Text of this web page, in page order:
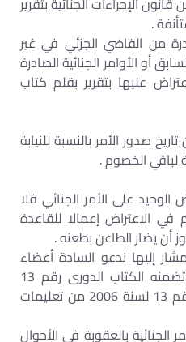
.
من القاضي الجزئي في غير
أو الأوامر الجنائية الصادرة
عليها بتقرير بقلم كتاب
صدور الأمر بالنسبة للنيابة
لباقي الخصوم .
على الأمر الجنائي فلا
الاعتراض إعمالا للقاعدة
أن يضار الطاعن بطعنه .
إليها ندعو السادة أعضاء
النيابة العامة إلى مراعاة ما تضمنه الكتاب الدورى رقم 13
لسنة 2005 والكتاب الدورى رقم 13 لسنة 2006 من تعليمات
بالعقوبة في الأحوال